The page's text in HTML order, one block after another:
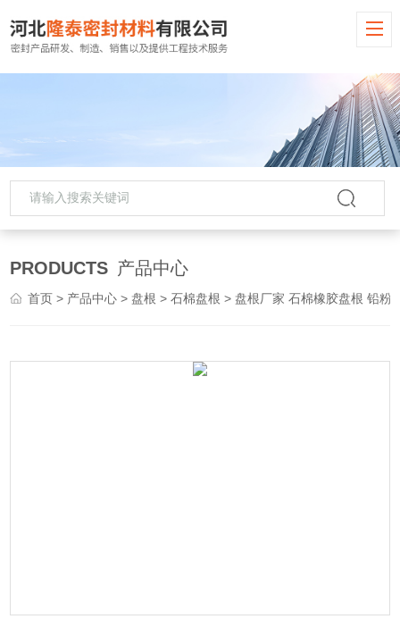
PRODUCTS 产品中心
首页 > 产品中心 > 盘根 >石棉盘根 > 盘根厂家 石棉橡胶盘根 铅粉石棉盘根